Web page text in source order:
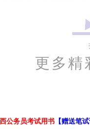
更多精
公务员考试用书 【赠送笔